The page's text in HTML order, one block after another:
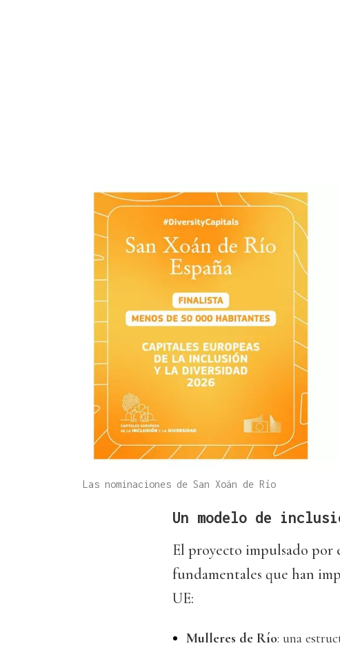
Las nominaciones de San Xoán de Río
Un modelo de
El proyecto impulsado por
fundamentales que han
UE:
Mulleres de Río: una